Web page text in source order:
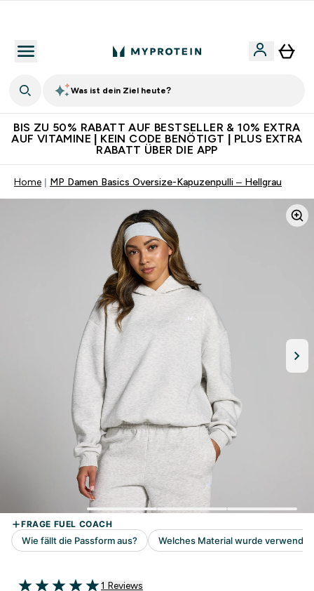
Was ist dein Ziel heute?
BIS ZU 50% RABATT AUF BESTSELLER & 10% EXTRA
AUF VITAMINE | KEIN CODE BENÖTIGT | PLUS EXTRA
RABATT ÜBER DIE APP
Home MP Damen Basics Oversize-Kapuzenpulli – Hellgrau
1 customer reviews
1 Reviews